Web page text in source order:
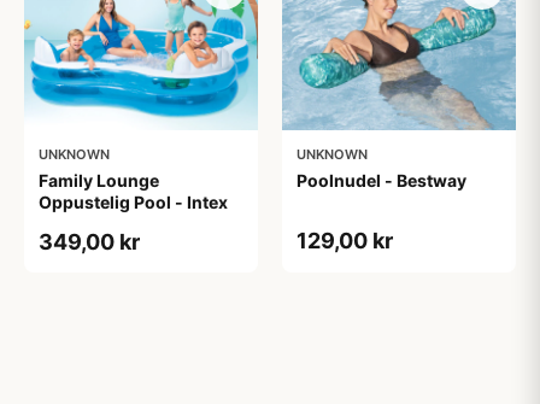
UNKNOWN
Family Lounge
Oppustelig Pool - Intex
349,00 kr
UNKNOWN
Poolnudel - Bestway
129,00 kr